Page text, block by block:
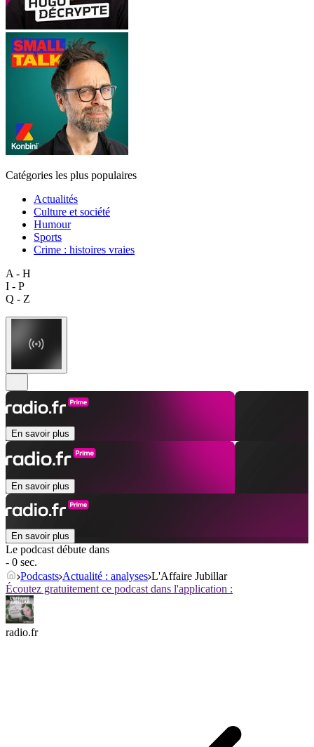
Catégories les plus populaires
Actualités
Culture et société
Humour
Sports
Crime : histoires vraies
A - H
I - P
Q - Z
En savoir plus
En savoir plus
En savoir plus
Le podcast débute dans
- 0 sec.
Podcasts Actualité : analyses L'Affaire Jubillar
Écoutez gratuitement ce podcast dans l'application :
radio.fr